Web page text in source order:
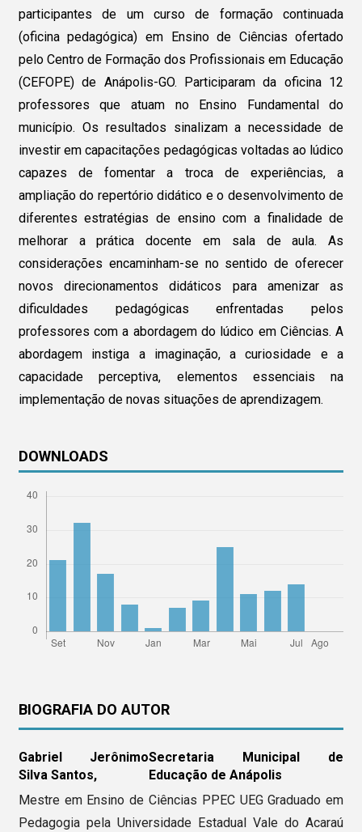
participantes de um curso de formação continuada
(oficina pedagógica) em Ensino de Ciências ofertado
pelo Centro de Formação dos Profissionais em Educação
(CEFOPE) de Anápolis-GO. Participaram da oficina 12
professores que atuam no Ensino Fundamental do
município. Os resultados sinalizam a necessidade de
investir em capacitações pedagógicas voltadas ao lúdico
capazes de fomentar a troca de experiências, a
ampliação do repertório didático e o desenvolvimento de
diferentes estratégias de ensino com a finalidade de
melhorar a prática docente em sala de aula. As
considerações encaminham-se no sentido de oferecer
novos direcionamentos didáticos para amenizar as
dificuldades pedagógicas enfrentadas pelos
professores com a abordagem do lúdico em Ciências. A
abordagem instiga a imaginação, a curiosidade e a
capacidade perceptiva, elementos essenciais na
implementação de novas situações de aprendizagem.
DOWNLOADS
BIOGRAFIA DO AUTOR
Gabriel Jerônimo
Silva Santos,
Secretaria Municipal de
Educação de Anápolis
Mestre em Ensino de Ciências PPEC UEG Graduado em
Pedagogia pela Universidade Estadual Vale do Acaraú